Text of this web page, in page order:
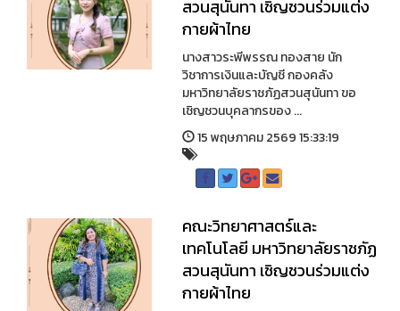
สวนสุนันทา เชิญชวนร่วมแต่ง
กายผ้าไทย
นางสาวระพีพรรณ ทองสาย นัก
วิชาการเงินและบัญชี กองคลัง
มหาวิทยาลัยราชภัฏสวนสุนันทา ขอ
เชิญชวนบุคลากรของ ...
15 พฤษภาคม 2569 15:33:19
คณะวิทยาศาสตร์และ
เทคโนโลยี มหาวิทยาลัยราชภัฏ
สวนสุนันทา เชิญชวนร่วมแต่ง
กายผ้าไทย